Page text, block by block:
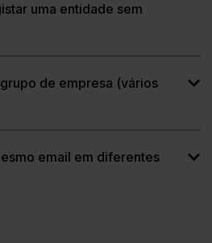
uma entidade sem
de empresa (vários
email em diferentes